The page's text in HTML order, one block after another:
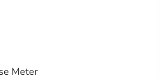
Meter